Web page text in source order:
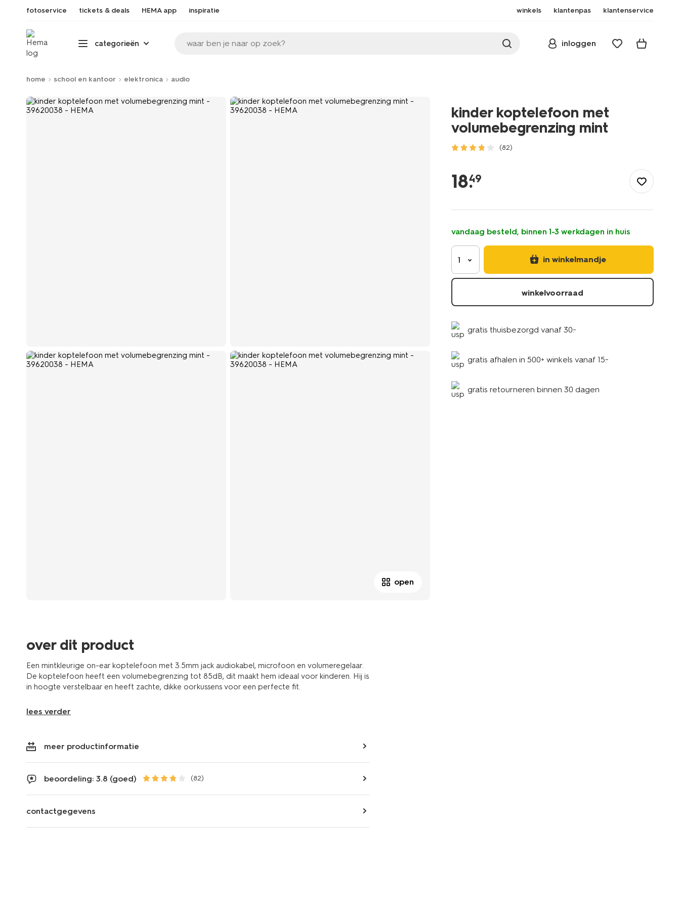
fotoservice tickets & deals HEMA app inspiratie winkels klantenpas klantenservice
categorieën waar ben je naar op zoek? inloggen
home school en kantoor elektronica audio
open
over dit product
Een mintkleurige on-ear koptelefoon met 3.5mm jack audiokabel, microfoon en volumeregelaar.
De koptelefoon heeft een volumebegrenzing tot 85dB, dit maakt hem ideaal voor kinderen. Hij is
in hoogte verstelbaar en heeft zachte, dikke oorkussens voor een perfecte fit.
lees verder
meer productinformatie
beoordeling: 3.8 (goed) (82)
contactgegevens
kinder koptelefoon met
volumebegrenzing mint
(82)
koptelefoon-
18.
49
vandaag besteld, binnen 1-3 werkdagen in huis
1 in winkelmandje
winkelvoorraad
gratis thuisbezorgd vanaf 30.-
gratis afhalen in 500+ winkels vanaf 15.-
gratis retourneren binnen 30 dagen